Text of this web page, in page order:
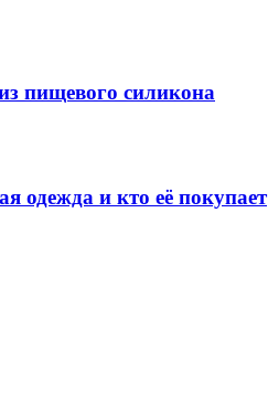
пищевого силикона
одежда и кто её покупает